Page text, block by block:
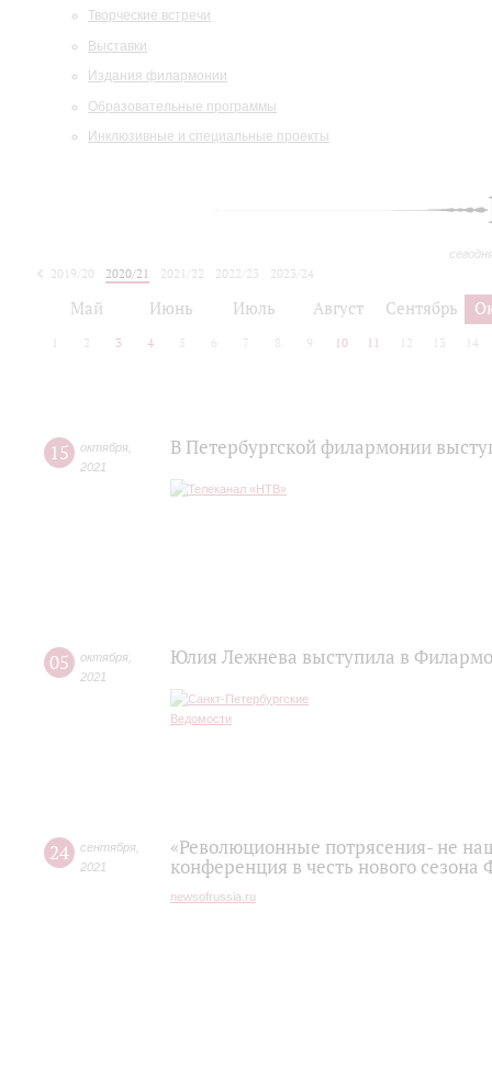
Творческие встречи
Выставки
Издания филармонии
Образовательные программы
Инклюзивные и специальные проекты
2019/20 2020/21 2021/22 2022/23
2023/24
Май Июнь Июль Август Сентябрь
2 3 4 5 6 7 8 9 10 11 12 13 14
15 октября
2021
В Петербургской филармонии
05 октября
2021
Юлия Лежнева выступила в
24 сентября
2021
«Революционные потрясения- не
конференция в честь нового
newsofrussia.ru